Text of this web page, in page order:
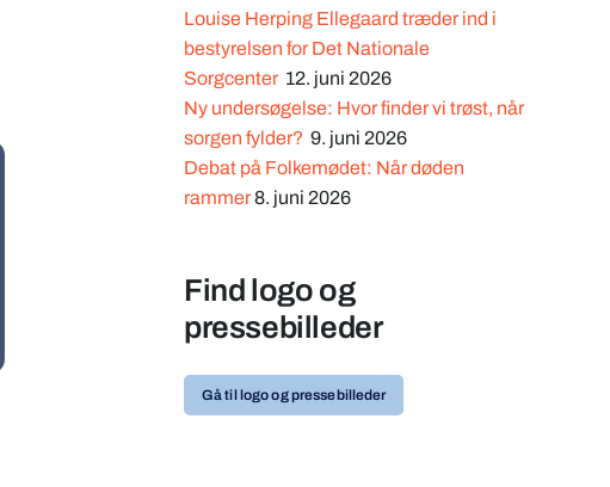
Louise Herping Ellegaard træder ind i
bestyrelsen for Det Nationale
Sorgcenter 12. juni 2026
Ny undersøgelse: Hvor finder vi trøst, når
sorgen fylder? 9. juni 2026
Debat på Folkemødet: Når døden
rammer8. juni 2026
Find logo og
pressebilleder
Gå til logo og pressebilleder